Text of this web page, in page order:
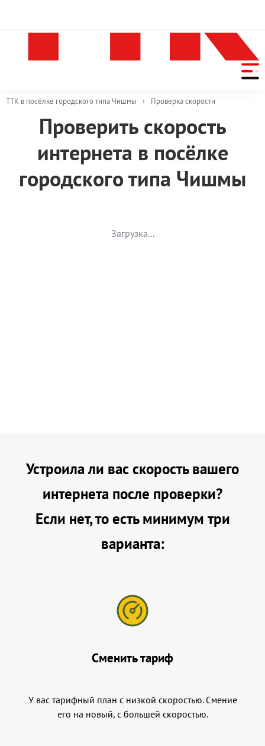
ТТК в посёлке городского типа Чишмы › Проверка скорости
Проверить скорость
интернета в посёлке
городского типа Чишмы
Загрузка...
Скорость
доступа
Устроила ли вас скорость вашего
интернета после проверки?
Если нет, то есть минимум три
варианта:
Сменить тариф
У вас тарифный план с низкой скоростью. Смение
его на новый, с большей скоростью.